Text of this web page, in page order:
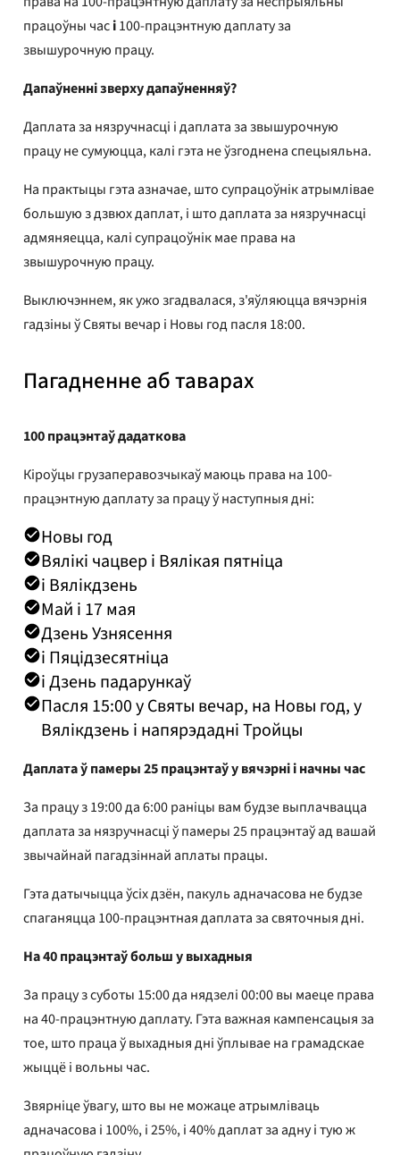
працоўны часі100-працэнтную даплату за
звышурочную працу.
Дапаўненні зверху дапаўненняў?
Даплата за нязручнасці і даплата за звышурочную
працу не сумуюцца, калі гэта не ўзгоднена спецыяльна.
На практыцы гэта азначае, што супрацоўнік атрымлівае
большую з дзвюх даплат, і што даплата за нязручнасці
адмяняецца, калі супрацоўнік мае права на
звышурочную працу.
Выключэннем, як ужо згадвалася, з'яўляюцца вячэрнія
гадзіны ў Святы вечар і Новы год пасля 18:00.
Пагадненне аб таварах
100 працэнтаў дадаткова
Кіроўцы грузаперавозчыкаў маюць права на 100-
працэнтную даплату за працу ў наступныя дні:
Новы год
Вялікі чацвер і Вялікая пятніца
і Вялікдзень
Май і 17 мая
Дзень Узнясення
і Пяцідзесятніца
і Дзень падарункаў
Пасля 15:00 у Святы вечар, на Новы год, у
Вялікдзень і напярэдадні Тройцы
Даплата ў памеры 25 працэнтаў у вячэрні і начны час
За працу з 19:00 да 6:00 раніцы вам будзе выплачвацца
даплата за нязручнасці ў памеры 25 працэнтаў ад вашай
звычайнай пагадзіннай аплаты працы.
Гэта датычыцца ўсіх дзён, пакуль адначасова не будзе
спаганяцца 100-працэнтная даплата за святочныя дні.
На 40 працэнтаў больш у выхадныя
За працу з суботы 15:00 да нядзелі 00:00 вы маеце права
на 40-працэнтную даплату. Гэта важная кампенсацыя за
тое, што праца ў выхадныя дні ўплывае на грамадскае
жыццё і вольны час.
Звярніце ўвагу, што вы не можаце атрымліваць
адначасова і 100%, і 25%, і 40% даплат за адну і тую ж